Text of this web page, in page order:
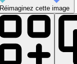
Réimaginez cette image